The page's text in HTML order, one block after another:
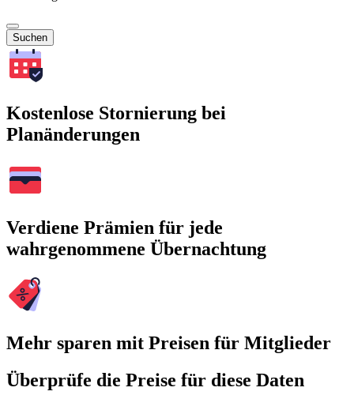
Suchen
Kostenlose Stornierung bei
Planänderungen
Verdiene Prämien für jede
wahrgenommene Übernachtung
Mehr sparen mit Preisen für Mitglieder
Überprüfe die Preise für diese Daten